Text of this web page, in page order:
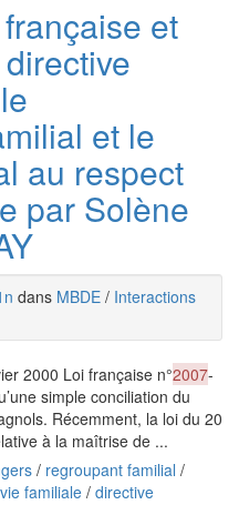
et
et le
au respect
par Solène
dans MBDE / Interactions
2000 Loi française n°2007-
simple conciliation du
Récemment, la loi du 20
à la maîtrise de ...
/ regroupant familial /
familiale / directive